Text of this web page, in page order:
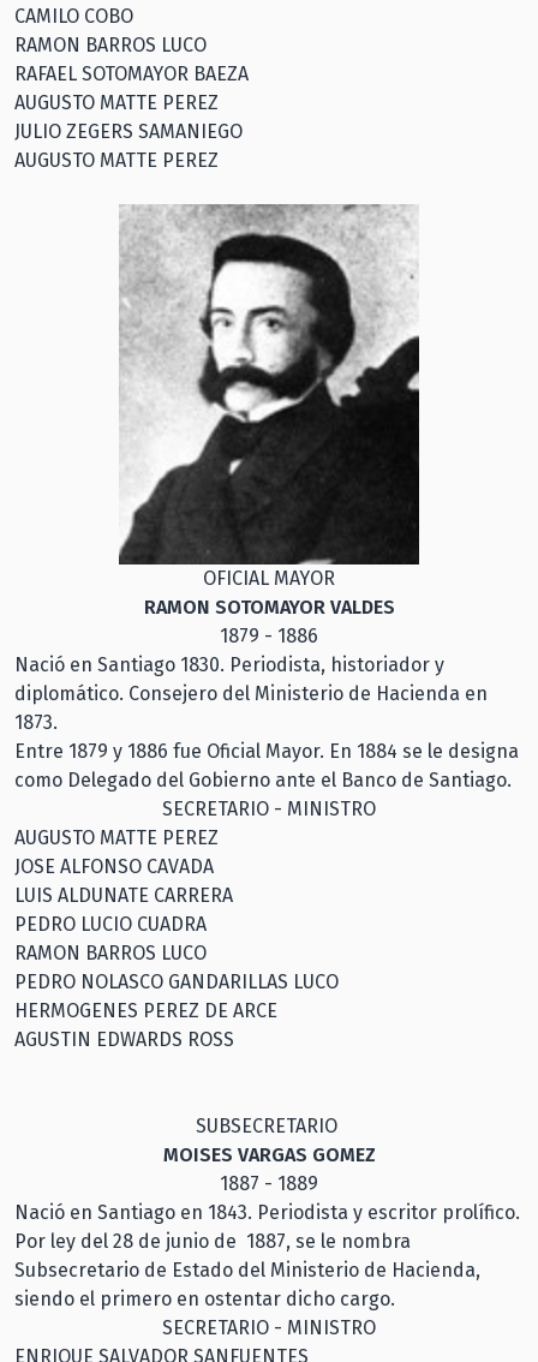
CAMILO COBO
RAMON BARROS LUCO
RAFAEL SOTOMAYOR BAEZA
AUGUSTO MATTE PEREZ
JULIO ZEGERS SAMANIEGO
AUGUSTO MATTE PEREZ
OFICIAL MAYOR
RAMON SOTOMAYOR VALDES
1879 - 1886
Nació en Santiago 1830. Periodista, historiador y
diplomático. Consejero del Ministerio de Hacienda en
1873.
Entre 1879 y 1886 fue Oficial Mayor. En 1884 se le designa
como Delegado del Gobierno ante el Banco de Santiago.
SECRETARIO - MINISTRO
AUGUSTO MATTE PEREZ
JOSE ALFONSO CAVADA
LUIS ALDUNATE CARRERA
PEDRO LUCIO CUADRA
RAMON BARROS LUCO
PEDRO NOLASCO GANDARILLAS LUCO
HERMOGENES PEREZ DE ARCE
AGUSTIN EDWARDS ROSS
SUBSECRETARIO
MOISES VARGAS GOMEZ
1887 - 1889
Nació en Santiago en 1843. Periodista y escritor prolífico.
Por ley del 28 de junio de 1887, se le nombra
Subsecretario de Estado del Ministerio de Hacienda,
siendo el primero en ostentar dicho cargo.
SECRETARIO - MINISTRO
ENRIQUE SALVADOR SANFUENTES